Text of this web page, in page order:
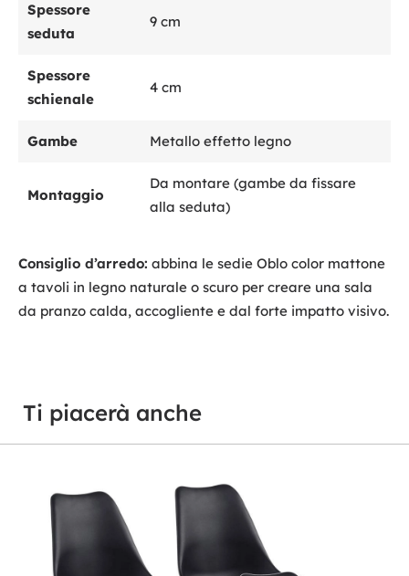
Spessore
seduta
9 cm
Spessore
schienale
4 cm
Gambe Metallo effetto legno
Montaggio
Da montare (gambe da fissare
alla seduta)
Consiglio d’arredo: abbina le sedie Oblo color mattone
a tavoli in legno naturale o scuro per creare una sala
da pranzo calda, accogliente e dal forte impatto visivo.
Ti piacerà anche